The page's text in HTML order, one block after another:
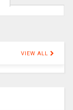
VIEW ALL